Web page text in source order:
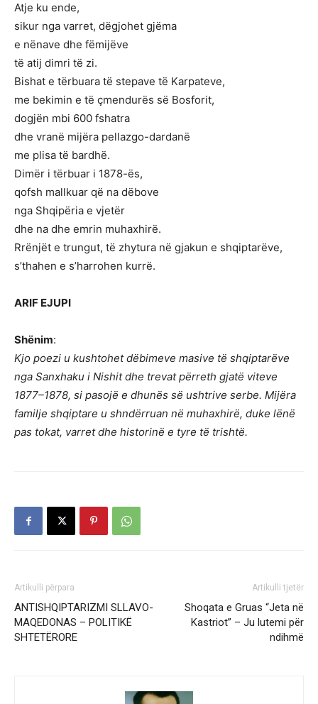
Atje ku ende,
sikur nga varret, dëgjohet gjëma
e nënave dhe fëmijëve
të atij dimri të zi.
Bishat e tërbuara të stepave të Karpateve,
me bekimin e të çmendurës së Bosforit,
dogjën mbi 600 fshatra
dhe vranë mijëra pellazgo-dardanë
me plisa të bardhë.
Dimër i tërbuar i 1878-ës,
qofsh mallkuar që na dëbove
nga Shqipëria e vjetër
dhe na dhe emrin muhaxhirë.
Rrënjët e trungut, të zhytura në gjakun e shqiptarëve,
s’thahen e s’harrohen kurrë.
ARIF EJUPI
Shënim:
Kjo poezi u kushtohet dëbimeve masive të shqiptarëve
nga Sanxhaku i Nishit dhe trevat përreth gjatë viteve
1877–1878, si pasojë e dhunës së ushtrive serbe. Mijëra
familje shqiptare u shndërruan në muhaxhirë, duke lënë
pas tokat, varret dhe historinë e tyre të trishtë.
Artikulli përpara
ANTISHQIPTARIZMI SLLAVO-
MAQEDONAS – POLITIKË
SHTETËRORE
Artikulli tjetër
Shoqata e Gruas “Jeta në
Kastriot” – Ju lutemi për
ndihmë